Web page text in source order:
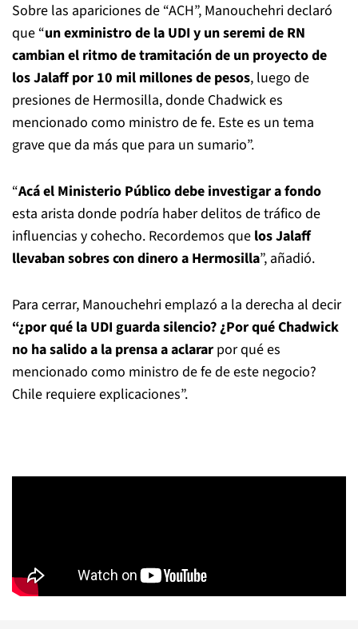
Sobre las apariciones de “ACH”, Manouchehri declaró
que “un exministro de la UDI y un seremi de RN
cambian el ritmo de tramitación de un proyecto de
los Jalaff por 10 mil millones de pesos, luego de
presiones de Hermosilla, donde Chadwick es
mencionado como ministro de fe. Este es un tema
grave que da más que para un sumario”.
“Acá el Ministerio Público debe investigar a fondo
esta arista donde podría haber delitos de tráfico de
influencias y cohecho. Recordemos que los Jalaff
llevaban sobres con dinero a Hermosilla”, añadió.
Para cerrar, Manouchehri emplazó a la derecha al decir
“¿por qué la UDI guarda silencio? ¿Por qué Chadwick
no ha salido a la prensa a aclarar por qué es
mencionado como ministro de fe de este negocio?
Chile requiere explicaciones”.